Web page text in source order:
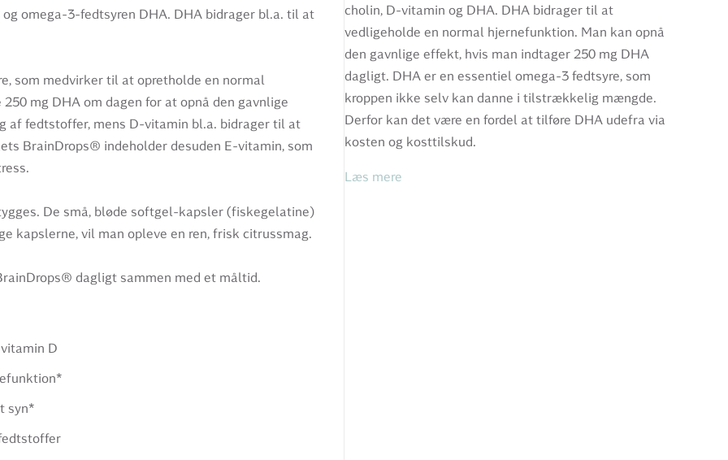
omega-3-fedtsyren DHA. DHA bidrager bl.a. til at
som medvirker til at opretholde en normal
mg DHA om dagen for at opnå den gavnlige
fedtstoffer, mens D-vitamin bl.a. bidrager til at
BrainDrops® indeholder desuden E-vitamin, som
De små, bløde softgel-kapsler (fiskegelatine)
kapslerne, vil man opleve en ren, frisk citrussmag.
dagligt sammen med et måltid.
D
syn*
cholin, D-vitamin og DHA. DHA bidrager til at
vedligeholde en normal hjernefunktion. Man kan opnå
den gavnlige effekt, hvis man indtager 250 mg DHA
dagligt. DHA er en essentiel omega-3 fedtsyre, som
kroppen ikke selv kan danne i tilstrækkelig mængde.
Derfor kan det være en fordel at tilføre DHA udefra via
kosten og kosttilskud.
Læs mere